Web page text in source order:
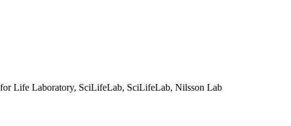
Life Laboratory, SciLifeLab, SciLifeLab, Nilsson Lab